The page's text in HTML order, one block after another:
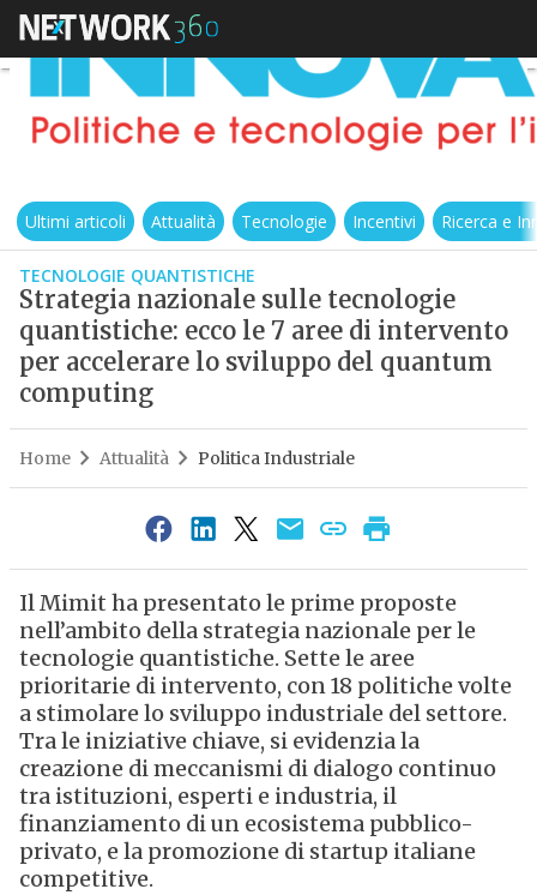
Ultimi articoli Attualità Tecnologie Incentivi Ricerca e
TECNOLOGIE QUANTISTICHE
Strategia nazionale sulle tecnologie
quantistiche: ecco le 7 aree di intervento
per accelerare lo sviluppo del quantum
computing
Home Attualità Politica Industriale
Il Mimit ha presentato le prime proposte
nell’ambito della strategia nazionale per le
tecnologie quantistiche. Sette le aree
prioritarie di intervento, con 18 politiche volte
a stimolare lo sviluppo industriale del settore.
Tra le iniziative chiave, si evidenzia la
creazione di meccanismi di dialogo continuo
tra istituzioni, esperti e industria, il
finanziamento di un ecosistema pubblico-
privato, e la promozione di startup italiane
competitive.